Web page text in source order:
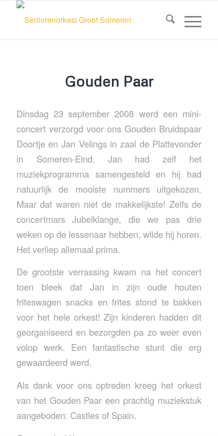
Gouden Paar
Dinsdag 23 september 2008 werd een mini-
concert verzorgd voor ons Gouden Bruidspaar
Doortje en Jan Velings in zaal de Plattevonder
in Someren-Eind. Jan had zelf het
muziekprogramma samengesteld en hij had
natuurlijk de mooiste nummers uitgekozen.
Maar dat waren niet de makkelijkste! Zelfs de
concertmars Jubelklange, die we pas drie
weken op de lessenaar hebben, wilde hij horen.
Het verliep allemaal prima.
De grootste verrassing kwam na het concert
toen bleek dat Jan in zijn oude houten
friteswagen snacks en frites stond te bakken
voor het hele orkest! Zijn kinderen hadden dit
georganiseerd en bezorgden pa zo weer even
volop werk. Een fantastische stunt die erg
gewaardeerd werd.
Als dank voor ons optreden kreeg het orkest
van het Gouden Paar een prachtig muziekstuk
aangeboden: Castles of Spain.